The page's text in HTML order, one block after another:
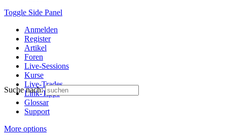
Toggle Side Panel
Anmelden
Register
Artikel
Foren
Live-Sessions
Kurse
Live-Trades
Link-Tipps
Glossar
Support
More options
Suche nach: